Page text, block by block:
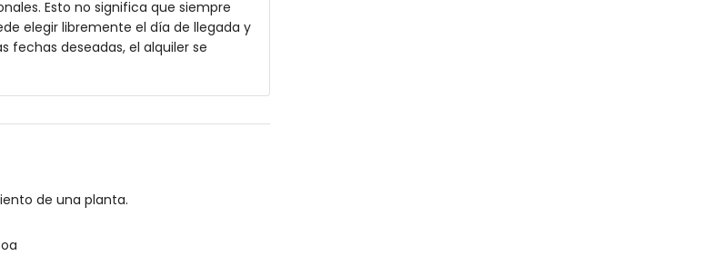
de la villa)
de 4 kilómetros de la villa)
de la villa)
Esto no significa que siempre
elegir libremente el día de llegada y
fechas deseadas, el alquiler se
de una planta.